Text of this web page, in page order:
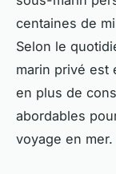
centaines de
Selon le
marin privé est
en plus de
abordables
voyage en mer.